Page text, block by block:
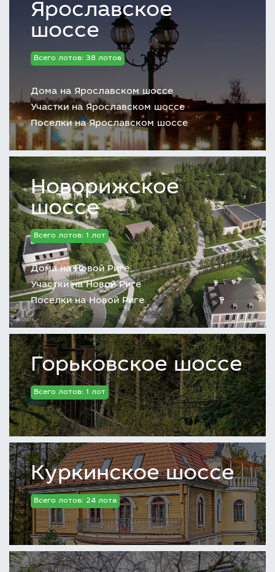
Ярославское
шоссе
Всего лотов: 38 лотов
Дома на Ярославском шоссе
Участки на Ярославском шоссе
Поселки на Ярославском шоссе
Новорижское
шоссе
Всего лотов: 1 лот
Дома на Новой Риге
Участки на Новой Риге
Поселки на Новой Риге
Горьковское шоссе
Всего лотов: 1 лот
Куркинское шоссе
Всего лотов: 24 лота